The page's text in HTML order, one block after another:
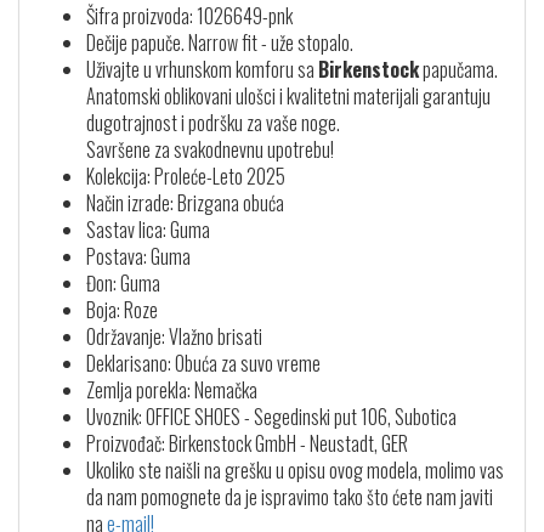
Šifra proizvoda: 1026649-pnk
Dečije papuče. Narrow fit - uže stopalo.
Uživajte u vrhunskom komforu sa Birkenstockpapučama.
Anatomski oblikovani ulošci i kvalitetni materijali garantuju
dugotrajnost i podršku za vaše noge.
Savršene za svakodnevnu upotrebu!
Kolekcija: Proleće-Leto 2025
Način izrade: Brizgana obuća
Sastav lica: Guma
Postava: Guma
Đon: Guma
Boja: Roze
Održavanje: Vlažno brisati
Deklarisano: Obuća za suvo vreme
Zemlja porekla: Nemačka
Uvoznik: OFFICE SHOES - Segedinski put 106, Subotica
Proizvođač: Birkenstock GmbH - Neustadt, GER
Ukoliko ste naišli na grešku u opisu ovog modela, molimo vas
da nam pomognete da je ispravimo tako što ćete nam javiti
nae-mail!